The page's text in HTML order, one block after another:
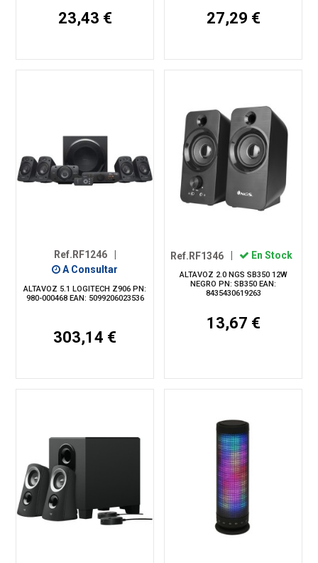
23,43 € 27,29 €
Ref.RF1246
A Consultar
ALTAVOZ 5.1 LOGITECH Z906 PN:
980-000468 EAN: 5099206023536
303,14 €
Ref.RF1346 En Stock
ALTAVOZ 2.0 NGS SB350 12W
NEGRO PN: SB350 EAN:
8435430619263
13,67 €